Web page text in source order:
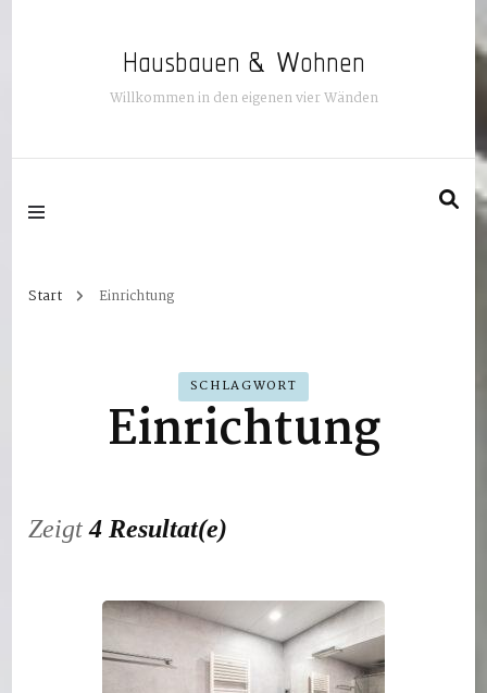
Hausbauen & Wohnen
Willkommen in den eigenen vier Wänden
Start Einrichtung
SCHLAGWORT
Einrichtung
Zeigt4 Resultat(e)